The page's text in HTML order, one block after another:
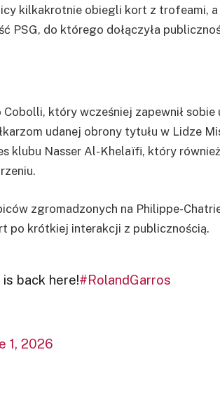
kilkakrotnie obiegli kort z trofeami, a
PSG, do którego dołączyła
który wcześniej zapewnił sobie
udanej obrony tytułu w Lidze
klubu Nasser Al-Khelaïfi, który również
zgromadzonych na Philippe-
po krótkiej interakcji z publicznością.
back here!#RolandGarros
1, 2026